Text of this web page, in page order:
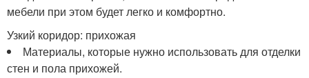
мебели при этом будет легко и комфортно.
Узкий коридор: прихожая
Материалы, которые нужно использовать для отделки
стен и пола прихожей.